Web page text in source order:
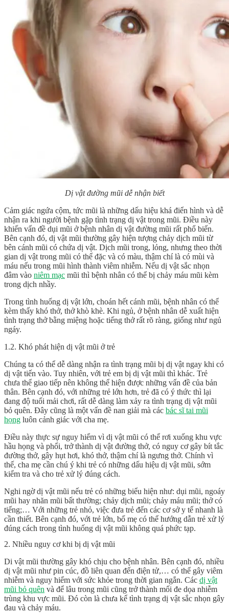
Dị vật đường mũi dễ nhận biết
Cảm giác ngứa cộm, tức mũi là những dấu hiệu khá điển hình và dễ
nhận ra khi người bệnh gặp tình trạng dị vật trong mũi. Điều này
khiến vấn đề dụi mũi ở bệnh nhân dị vật đường mũi rất phổ biến.
Bên cạnh đó, dị vật mũi thường gây hiện tượng chảy dịch mũi từ
bên cánh mũi có chứa dị vật. Dịch mũi trong, lỏng, nhưng theo thời
gian dị vật trong mũi có thể đặc và có màu, thậm chí là có mùi và
máu nếu trong mũi hình thành viêm nhiễm. Nếu dị vật sắc nhọn
đâm vào niêm mạc mũi thì bệnh nhân có thể bị chảy máu mũi kèm
trong dịch nhầy.
Trong tình huống dị vật lớn, choán hết cánh mũi, bệnh nhân có thể
kèm thấy khó thở, thở khò khè. Khi ngủ, ở bệnh nhân dễ xuất hiện
tình trạng thở bằng miệng hoặc tiếng thở rất rõ ràng, giống như ngủ
ngáy.
1.2. Khó phát hiện dị vật mũi ở trẻ
Chúng ta có thể dễ dàng nhận ra tình trạng mũi bị dị vật ngay khi có
dị vật tiến vào. Tuy nhiên, với trẻ em bị dị vật mũi thì khác. Trẻ
chưa thể giao tiếp nên không thể hiện được những vấn đề của bản
thân. Bên cạnh đó, với những trẻ lớn hơn, trẻ đã có ý thức thì lại
đang độ tuổi mải chơi, rất dễ dàng làm xảy ra tình trạng dị vật mũi
bỏ quên. Đây cũng là một vấn đề nan giải mà các bác sĩ tai mũi
họng luôn cảnh giác với cha mẹ.
Điều này thực sự nguy hiểm vì dị vật mũi có thể rơi xuống khu vực
hầu họng và phổi, trở thành dị vật đường thở, có nguy cơ gây bít tắc
đường thở, gây hụt hơi, khó thở, thậm chí là ngưng thở. Chính vì
thế, cha mẹ cần chú ý khi trẻ có những dấu hiệu dị vật mũi, sớm
kiểm tra và cho trẻ xử lý đúng cách.
Nghi ngờ dị vật mũi nếu trẻ có những biểu hiện như: dụi mũi, ngoáy
mũi hay nhăn mũi bất thường; chảy dịch mũi; chảy máu mũi; thở có
tiếng;… Với những trẻ nhỏ, việc đưa trẻ đến các cơ sở y tế nhanh là
cần thiết. Bên cạnh đó, với trẻ lớn, bố mẹ có thể hướng dẫn trẻ xử lý
đúng cách trong tình huống dị vật mũi không quá phức tạp.
2. Nhiều nguy cơ khi bị dị vật mũi
Di vật mũi thường gây khó chịu cho bệnh nhân. Bên cạnh đó, nhiều
dị vật mũi như pin cúc, đồ liên quan đến điện tử,… có thể gây viêm
nhiễm và nguy hiểm với sức khỏe trong thời gian ngắn. Các dị vật
mũi bỏ quên và để lâu trong mũi cũng trở thành mối đe dọa nhiễm
trùng khu vực mũi. Đó còn là chưa kể tình trạng dị vật sắc nhọn gây
đau và chảy máu.